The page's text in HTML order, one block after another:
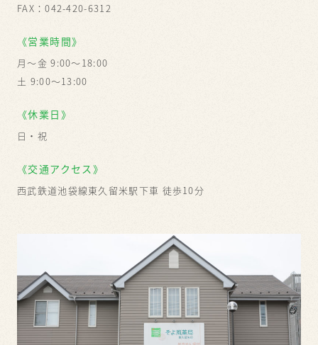
FAX：042-420-6312
《営業時間》
月～金 9:00～18:00
土 9:00～13:00
《休業日》
日・祝
《交通アクセス》
西武鉄道池袋線東久留米駅下車 徒歩10分